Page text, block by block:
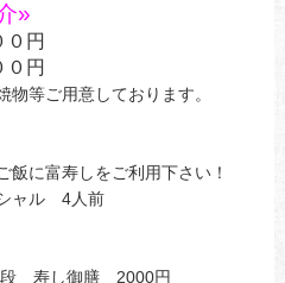
»
円
円
等ご用意しております。
飯に富寿しをご利用下さい！
ャル 4人前
寿し御膳 2000円